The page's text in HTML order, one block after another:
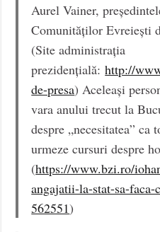
Aurel Vainer,
Comunităților Evreiești
(Site administrația
prezidențială:http://
de-presa) Aceleași
vara anului trecut la
despre „necesitatea”
urmeze cursuri despre
(https://www.bzi.ro/
angajatii-la-stat-sa-
562551)